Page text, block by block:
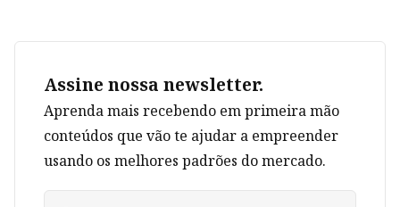
Assine nossa newsletter.
Aprenda mais recebendo em primeira mão
conteúdos que vão te ajudar a empreender
usando os melhores padrões do mercado.